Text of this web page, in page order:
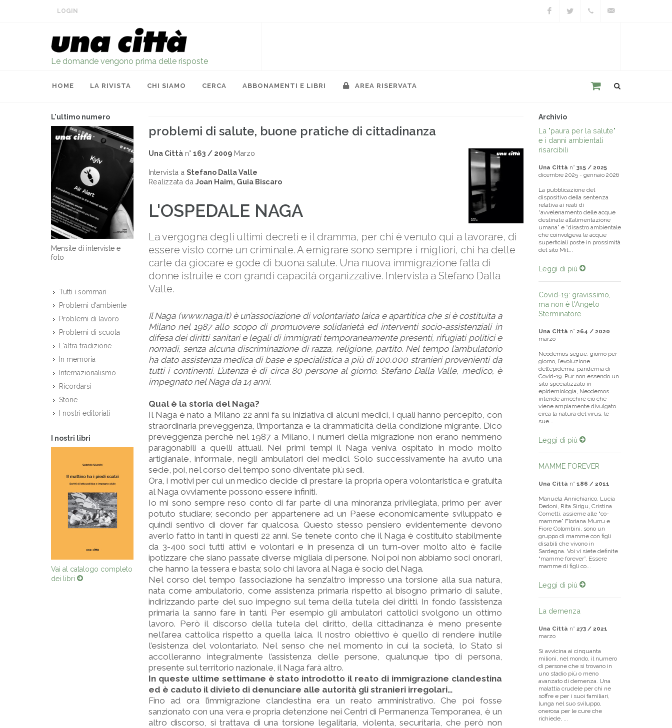
LOGIN
Le domande vengono prima delle risposte
HOME LA RIVISTA CHI SIAMO CERCA ABBONAMENTI E LIBRI AREA RISERVATA
L'ultimo numero
Mensile di interviste e
foto
Tutti i sommari
Problemi d'ambiente
Problemi di lavoro
Problemi di scuola
L'altra tradizione
In memoria
Internazionalismo
Ricordarsi
Storie
I nostri editoriali
I nostri libri
Vai al catalogo completo
dei libri
problemi di salute, buone pratiche di cittadinanza
Una Città n° 163 / 2009 Marzo
Intervista a Stefano Dalla Valle
Realizzata da Joan Haim, Guia Biscaro
L'OSPEDALE NAGA
La vergogna degli ultimi decreti e il dramma, per chi è venuto qui a lavorare, di
essere visto come un criminale. A emigrare sono sempre i migliori, chi ha delle
carte da giocare e gode di buona salute. Una nuova immigrazione fatta di
donne istruite e con grandi capacità organizzative. Intervista a Stefano Dalla
Valle.
Il Naga (www.naga.it) è un’associazione di volontariato laica e apartitica che si è costituita a
Milano nel 1987 allo scopo di promuovere solidarietà ed interventi socio-assistenziali in
difesa dei diritti sanitari e legali di immigrati temporaneamente presenti, rifugiati politici e
nomadi, senza alcuna discriminazione di razza, religione, partito. Nel tempo l’ambulatorio
ha dato assistenza medica di base e specialistica a più di 100.000 stranieri provenienti da
tutti i continenti. L’utenza è di circa 80 persone al giorno. Stefano Dalla Valle, medico, è
impegnato nel Naga da 14 anni.
Qual è la storia del Naga?
Il Naga è nato a Milano 22 anni fa su iniziativa di alcuni medici, i quali hanno percepito, con
straordinaria preveggenza, l’importanza e la drammaticità della condizione migrante. Dico
preveggenza perché nel 1987 a Milano, i numeri della migrazione non erano nemmeno
paragonabili a quelli attuali. Nei primi tempi il Naga veniva ospitato in modo molto
artigianale, informale, negli ambulatori dei medici. Solo successivamente ha avuto una
sede, poi, nel corso del tempo sono diventate più sedi.
Ora, i motivi per cui un medico decide di prestare la propria opera volontaristica e gratuita
al Naga ovviamente possono essere infiniti.
Io mi sono sempre reso conto di far parte di una minoranza privilegiata, primo per aver
potuto studiare; secondo per appartenere ad un Paese economicamente sviluppato e
quindi sentivo di dover far qualcosa. Questo stesso pensiero evidentemente devono
averlo fatto in tanti in questi 22 anni. Se tenete conto che il Naga è costituito stabilmente
da 3-400 soci tutti attivi e volontari e in presenza di un turn-over molto alto è facile
ipotizzare che siano passate diverse migliaia di persone. Noi poi non abbiamo soci onorari,
che hanno la tessera e basta; solo chi lavora al Naga è socio del Naga.
Nel corso del tempo l’associazione ha senz’altro impresso una torsione alla sua natura,
nata come ambulatorio, come assistenza primaria rispetto al bisogno primario di salute,
indirizzando parte del suo impegno sul tema della tutela dei diritti. In fondo l’assistenza
primaria la sanno fare in tanti. Per esempio gli ambulatori cattolici svolgono un ottimo
lavoro. Però il discorso della tutela del diritto, della cittadinanza è meno presente
nell’area cattolica rispetto a quella laica. Il nostro obiettivo è quello di rendere inutile
l’esistenza del volontariato. Nel senso che nel momento in cui la società, lo Stato si
accolleranno integralmente l’assistenza delle persone, qualunque tipo di persona,
presente sul territorio nazionale, il Naga farà altro.
In queste ultime settimane è stato introdotto il reato di immigrazione clandestina
ed è caduto il divieto di denunciare alle autorità gli stranieri irregolari…
Fino ad ora l’immigrazione clandestina era un reato amministrativo. Che poi fosse
sanzionato con una vera e propria detenzione nei Centri di Permanenza Temporanea, è un
altro discorso, si trattava di una torsione legalitaria, violenta, securitaria, che però non
Archivio
La "paura per la salute"
e i danni ambientali
risarcibili
Una Città n° 315 / 2025
dicembre 2025 - gennaio 2026
La pubblicazione del
dispositivo della sentenza
relativa ai reati di
“avvelenamento delle acque
destinate all’alimentazione
umana” e “disastro ambientale
che coinvolgeva le acque
superficiali poste in prossimità
del sito Mit...
Leggi di più
Covid-19: gravissimo,
ma non è l'Angelo
Sterminatore
Una Città n° 264 / 2020
marzo
Neodemos segue, giorno per
giorno, l’evoluzione
dell’epidemia-pandemia di
Covid-19. Pur non essendo un
sito specializzato in
epidemiologia, Neodemos
intende arricchire ciò che
viene ampiamente divulgato
circa la natura del virus, le
sue...
Leggi di più
MAMME FOREVER
Una Città n° 186 / 2011
Manuela Annichiarico, Lucia
Dedoni, Rita Sirigu, Cristina
Cometti, assieme alle "co-
mamme” Floriana Murru e
Fiore Colombini, sono un
gruppo di mamme con figli
disabili che vivono in
Sardegna. Voi vi siete definite
"mamme forever”. Essere
mamme di figli co...
Leggi di più
La demenza
Una Città n° 273 / 2021
marzo
Si avvicina ai cinquanta
milioni, nel mondo, il numero
di persone che si trovano in
uno stadio più o meno
avanzato di demenza. Una
malattia crudele per chi ne
soffre e per i suoi familiari,
lunga nel suo sviluppo,
onerosa per le cure che
richiede, ...